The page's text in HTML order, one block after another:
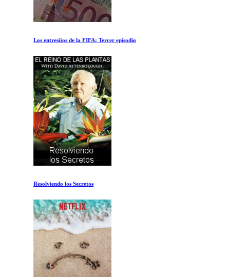
Los entresijos de la FIFA: Tercer episodio
Resolviendo los Secretos